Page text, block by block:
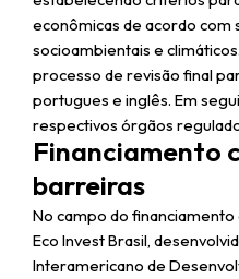
econômicas de acordo com
socioambientais e
processo de revisão final
portugues e inglês. Em
respectivos órgãos
Financiamento
barreiras
No campo do
Eco Invest Brasil,
Interamericano de